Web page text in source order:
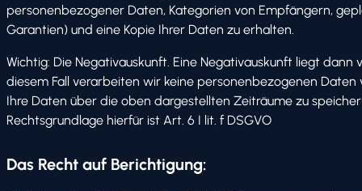
personenbezogener Daten, Kategorien von Empfängern,
Garantien) und eine Kopie Ihrer Daten zu erhalten.
Wichtig: Die Negativauskunft. Eine Negativauskunft liegt
diesem Fall verarbeiten wir keine personenbezogenen
Ihre Daten über die oben dargestellten Zeiträume zu
Rechtsgrundlage hierfür ist Art. 6 I lit. f DSGVO
Das Recht auf Berichtigung: